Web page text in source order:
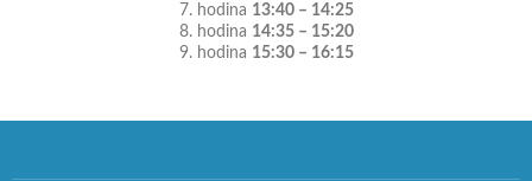
7. hodina 13:40 – 14:25
8. hodina 14:35 – 15:20
9. hodina 15:30 – 16:15